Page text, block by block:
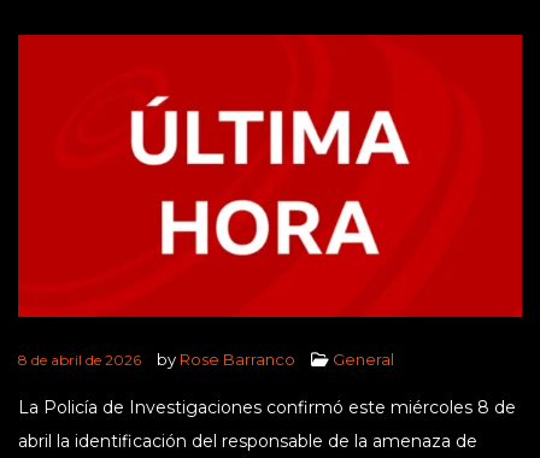
8 de abril de 2026 by Rose Barranco General
La Policía de Investigaciones confirmó este miércoles 8 de
abril la identificación del responsable de la amenaza de